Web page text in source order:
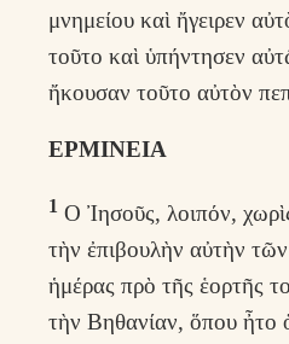
μνημείου καὶ ἤγειρεν
τοῦτο καὶ ὑπήντησεν
ἤκουσαν τοῦτο αὐτὸν
ΕΡΜΙΝΕΙΑ
1 Ο Ἰησοῦς, λοιπόν,
τὴν ἐπιβουλὴν αὐτὴν
ἡμέρας πρὸ τῆς ἑορτῆς
τὴν Βηθανίαν, ὅπου ἦτο